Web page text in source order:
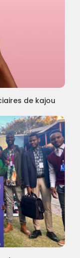
de kajou